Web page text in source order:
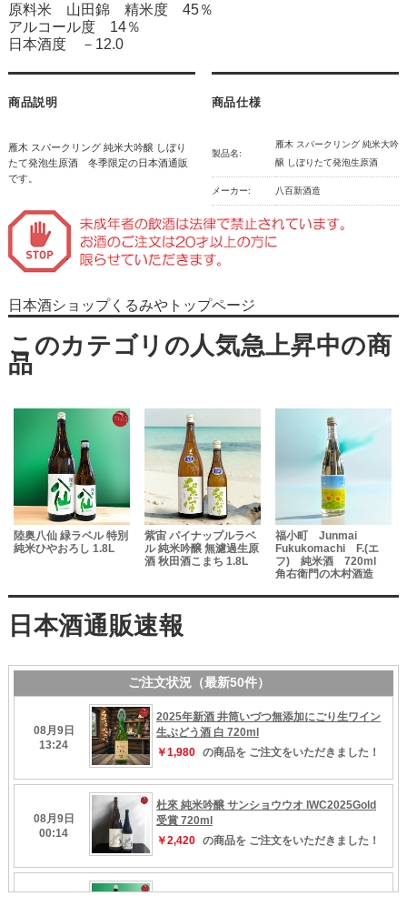
原料米 山田錦 精米度 45％
アルコール度 14％
日本酒度 －12.0
商品説明
雁木 スパークリング 純米大吟醸 しぼり
たて発泡生原酒 冬季限定の日本酒通販
です。
商品仕様
製品名:
雁木 スパークリング 純米大吟
醸 しぼりたて発泡生原酒
メーカー: 八百新酒造
日本酒ショップくるみやトップページ
陸奥八仙 緑ラベル 特別
純米ひやおろし 1.8L
紫宙 パイナップルラベ
ル 純米吟醸 無濾過生原
酒 秋田酒こまち 1.8L
福小町 Junmai
Fukukomachi F.(エ
フ) 純米酒 720ml
角右衛門の木村酒造